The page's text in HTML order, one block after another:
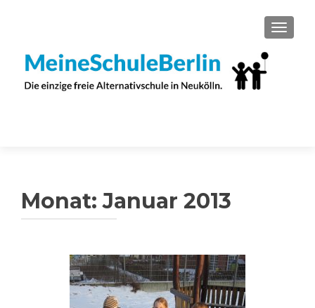
Monat:Januar 2013